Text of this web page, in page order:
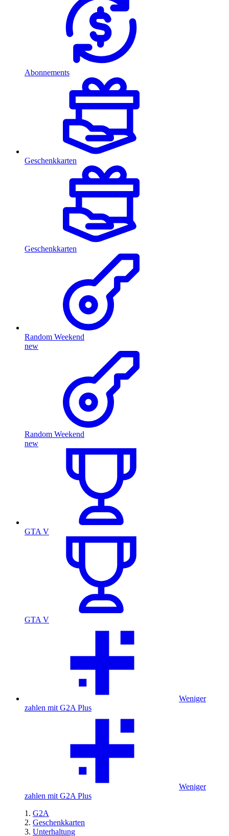
Abonnements
Geschenkkarten
Geschenkkarten
Random Weekend
new
Random Weekend
new
GTA V
GTA V
Weniger
zahlen mit G2A Plus
Weniger
zahlen mit G2A Plus
G2A
Geschenkkarten
Unterhaltung